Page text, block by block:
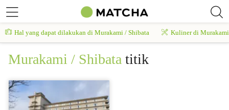
Hal yang dapat dilakukan di Murakami / Shibata Kuliner di
Murakami / Shibata titik